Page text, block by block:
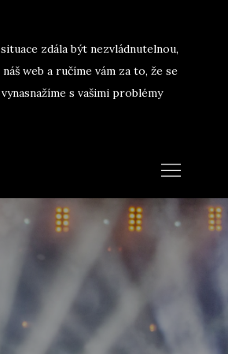
zdála být nezvládnutelnou,
web a ručíme vám za to, že se
s vašimi problémy